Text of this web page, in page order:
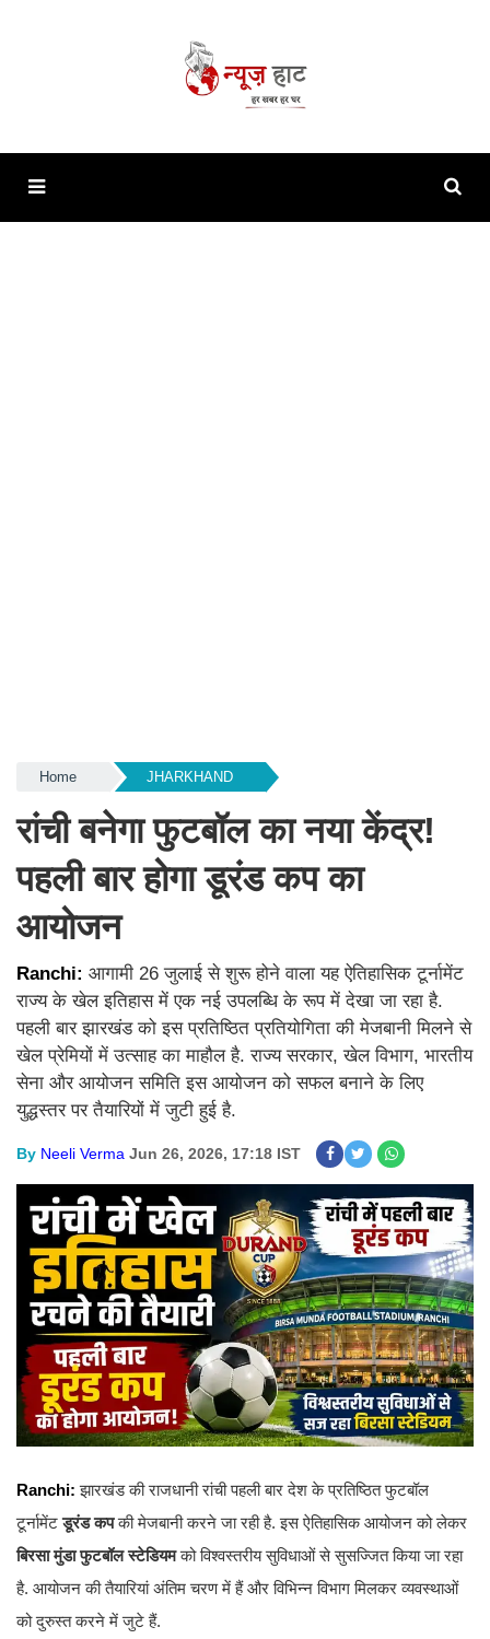
Home JHARKHAND
रांची बनेगा फुटबॉल का नया केंद्र!
पहली बार होगा डूरंड कप का
आयोजन
Ranchi: आगामी 26 जुलाई से शुरू होने वाला यह ऐतिहासिक टूर्नामेंट
राज्य के खेल इतिहास में एक नई उपलब्धि के रूप में देखा जा रहा है.
पहली बार झारखंड को इस प्रतिष्ठित प्रतियोगिता की मेजबानी मिलने से
खेल प्रेमियों में उत्साह का माहौल है. राज्य सरकार, खेल विभाग, भारतीय
सेना और आयोजन समिति इस आयोजन को सफल बनाने के लिए
युद्धस्तर पर तैयारियों में जुटी हुई है.
By Neeli Verma Jun 26, 2026, 17:18 IST
Ranchi: झारखंड की राजधानी रांची पहली बार देश के प्रतिष्ठित फुटबॉल
टूर्नामेंटडूरंड कपकी मेजबानी करने जा रही है. इस ऐतिहासिक आयोजन को लेकर
बिरसा मुंडा फुटबॉल स्टेडियमको विश्वस्तरीय सुविधाओं से सुसज्जित किया जा रहा
है. आयोजन की तैयारियां अंतिम चरण में हैं और विभिन्न विभाग मिलकर व्यवस्थाओं
को दुरुस्त करने में जुटे हैं.